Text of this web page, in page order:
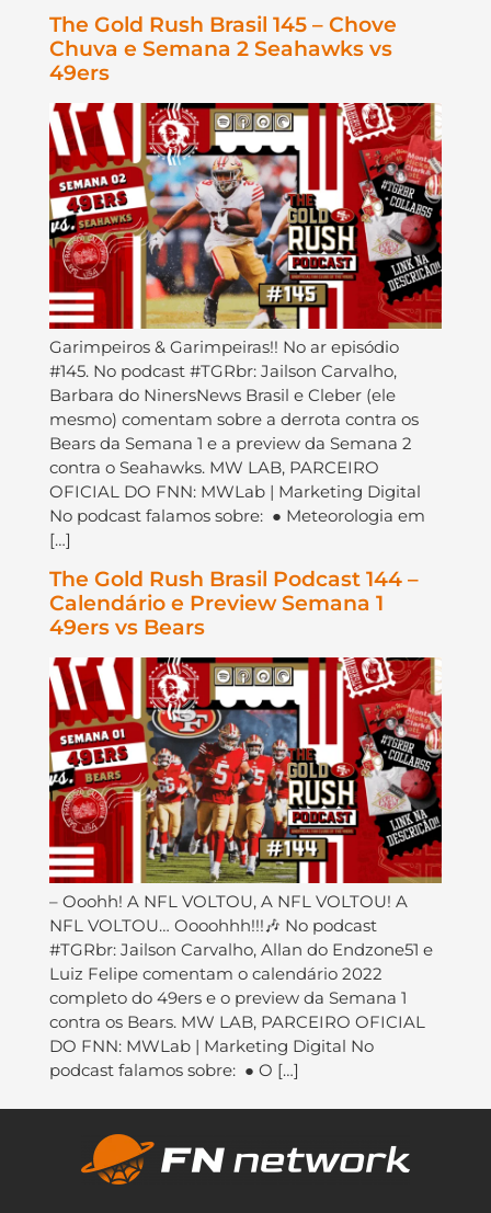
The Gold Rush Brasil 145 – Chove
Chuva e Semana 2 Seahawks vs
49ers
Garimpeiros & Garimpeiras!! No ar episódio
#145. No podcast #TGRbr: Jailson Carvalho,
Barbara do NinersNews Brasil e Cleber (ele
mesmo) comentam sobre a derrota contra os
Bears da Semana 1 e a preview da Semana 2
contra o Seahawks. MW LAB, PARCEIRO
OFICIAL DO FNN: MWLab | Marketing Digital
No podcast falamos sobre: ● Meteorologia em
[…]
The Gold Rush Brasil Podcast 144 –
Calendário e Preview Semana 1
49ers vs Bears
– Ooohh! A NFL VOLTOU, A NFL VOLTOU! A
NFL VOLTOU… Oooohhh!!!🎶 No podcast
#TGRbr: Jailson Carvalho, Allan do Endzone51 e
Luiz Felipe comentam o calendário 2022
completo do 49ers e o preview da Semana 1
contra os Bears. MW LAB, PARCEIRO OFICIAL
DO FNN: MWLab | Marketing Digital No
podcast falamos sobre: ● O […]